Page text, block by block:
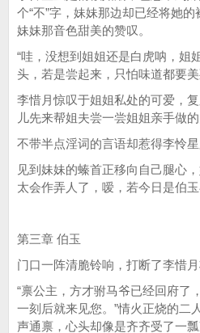
个“不”字，妹妹那边却已经将她
妹妹那音色甜美的赞叹。
“哇，没想到姐姐还是白虎呐，姐
头，若是尝起来，只怕味道都要
李惜月惊叹于姐姐私处的可爱，
儿先来帮姐夫尝一尝姐姐亲手做
不带半点淫词的言语却惹得李怜星
见到妹妹的螓首正移向自己腿心
太会作弄人了，嗳，若今日是伯
第三章 伯玉
门口一阵清脆铃响，打断了李惜
“禀公主，方才驸马爷已经回府了
一刻后就来见您。”情火正烧的二
声通禀，心头却像是齐齐受了一瓢